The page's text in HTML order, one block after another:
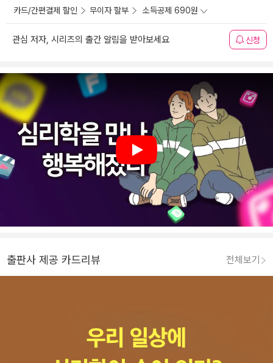
카드/간편결제 할인 무이자 할부 소득공제 690원
관심 저자, 시리즈의 출간 알림을 받아보세요 신청
Play
출판사 제공 카드리뷰 전체보기